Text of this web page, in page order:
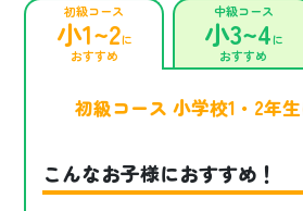
初級コース
小1~2に
おすすめ
中級コース
小3~4に
おすすめ
初級コース 小学校1・2年
こんなお子様におすすめ！